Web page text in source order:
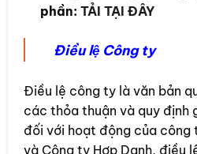
phần: TẢI TẠI ĐÂY
Điều lệ Công ty
Điều lệ công ty là văn bản
các thỏa thuận và quy định
đối với hoạt động của công
và Công ty Hợp Danh, điều